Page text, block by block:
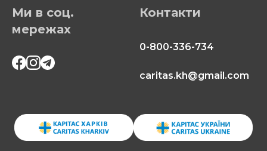
Контакти
0-800-336-734
caritas.kh@gmail.com
Ми в соц.
мережах